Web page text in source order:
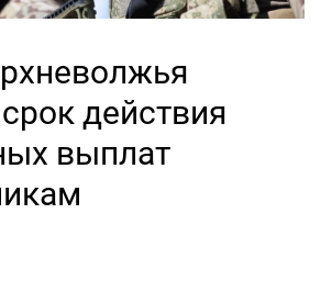
действия
выплат